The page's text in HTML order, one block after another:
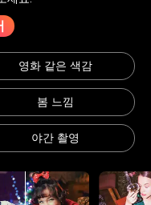
영화 같은 색감
봄 느낌
야간 촬영